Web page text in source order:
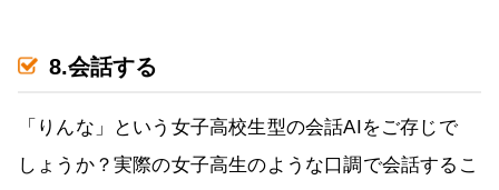
8.会話する
「りんな」という女子高校生型の会話AIをご存じで
しょうか？実際の女子高生のような口調で会話するこ